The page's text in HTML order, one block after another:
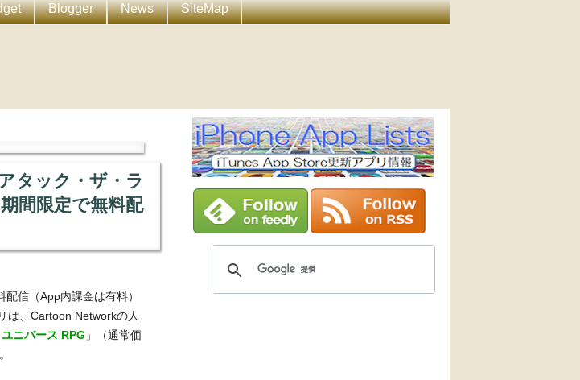
Blogger News SiteMap
タック・ザ・ラ
間限定で無料配
信（App内課金は有料）
は、Cartoon Networkの人
ニバース RPG 」（通常価